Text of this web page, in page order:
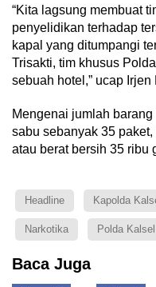
“Kita lagsung membuat
penyelidikan terhadap
kapal yang ditumpangi
Trisakti, tim khusus
sebuah hotel,” ucap
Mengenai jumlah
sabu sebanyak 35
atau berat bersih 35 ribu
Headline Kapolda
Narkotika Polda Kalsel
Baca Juga